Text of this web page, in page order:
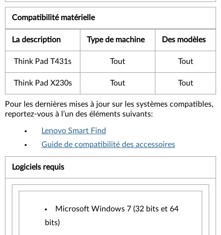
Compatibilité matérielle
La description Type de machine Des modèles
Think Pad T431s Tout Tout
Think Pad X230s Tout Tout
Pour les dernières mises à jour sur les systèmes compatibles,
reportez-vous à l’un des éléments suivants:
Lenovo Smart Find
Guide de compatibilité des accessoires
Logiciels requis
Microsoft Windows 7 (32 bits et 64
bits)